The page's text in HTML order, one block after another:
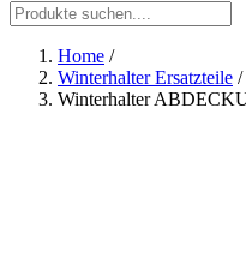
Home /
Winterhalter Ersatzteile /
Winterhalter